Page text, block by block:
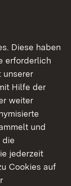
Schritt-für-
Diese haben
erforderlich
unserer
Hilfe der
weiter
und
die
jederzeit
Cookies auf